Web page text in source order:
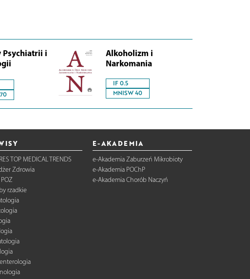
Psychiatrii i
Alkoholizm i
Narkomania
IF 0.5
MNISW 40
TOP MEDICAL TRENDS
Zdrowia
rzadkie
E-AKADEMIA
e-Akademia Zaburzeń Mikrobioty
e-Akademia POChP
e-Akademia Chorób Naczyń